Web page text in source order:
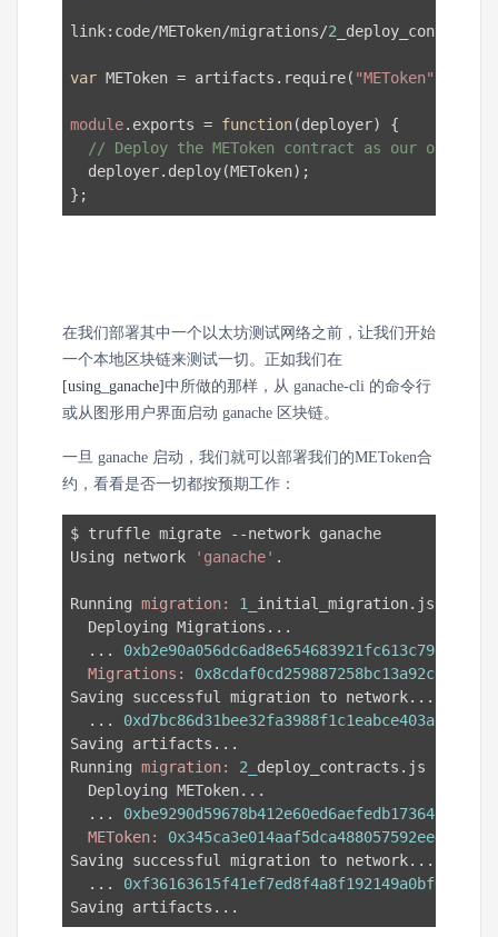
link:code/METoken/migrations/2
var METoken = artifacts.require( "METoken"
module.exports = function(deployer) {
// Deploy the METoken contract as our only
  deployer.deploy(METoken);
};
在我们部署其中一个以太坊测试网络之前，让我们开始
一个本地区块链来测试一切。正如我们在
[using_ganache]中所做的那样，从 ganache-cli 的命令行
或从图形用户界面启动 ganache 区块链。
一旦 ganache 启动，我们就可以部署我们的METoken合
约，看看是否一切都按预期工作：
$ truffle migrate --network ganache
Using network
'ganache' .
Running migration: 1_ initial_migration.js
  Deploying Migrations...
  ...
Migrations:
Saving successful migration to network...
  ...
Saving artifacts...
Running migration: 2_ deploy_contracts.js
  Deploying METoken...
  ...
METoken:
Saving successful migration to network...
  ...
Saving artifacts...